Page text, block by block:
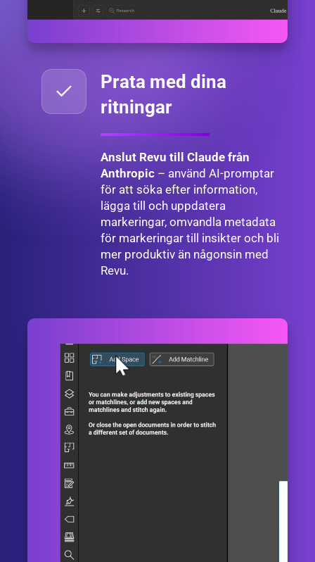
Prata med dina
ritningar
Anslut Revu till Claude från
Anthropic– använd AI-promptar
för att söka efter information,
lägga till och uppdatera
markeringar, omvandla metadata
för markeringar till insikter och bli
mer produktiv än någonsin med
Revu.